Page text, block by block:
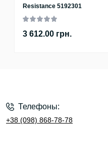
Resistance 5192301
3 612.00 грн.
Телефоны:
+38 (098) 868-78-78